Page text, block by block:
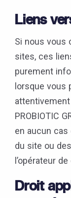
Liens
Si nous vous
sites, ces
purement
lorsque vous
PROBIOTIC
en aucun
du site ou
l’opérateur
Droit